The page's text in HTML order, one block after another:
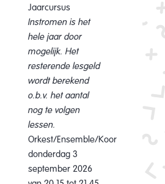
Jaarcursus
Instromen is het
hele jaar door
mogelijk. Het
resterende lesgeld
wordt berekend
o.b.v. het aantal
nog te volgen
lessen.
Orkest/Ensemble/Koor
donderdag 3
september 2026